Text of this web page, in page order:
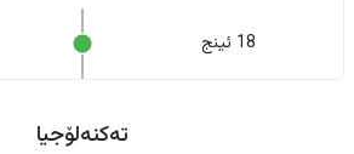
18 ئینج
تەکنەلۆجیا